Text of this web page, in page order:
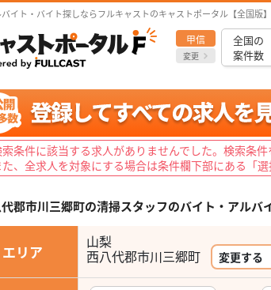
イト・バイト探しならフルキャストのキャストポータル【全国版
甲信
変更
全国の
案件数
条件に該当する求人がありませんでした。検索条件
た、全求人を対象にする場合は条件欄下部にある「
郡市川三郷町の清掃スタッフのバイト・アルバ
エリア
山梨
西八代郡市川三郷町 変更する